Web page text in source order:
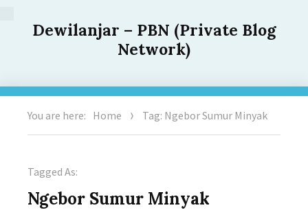
Dewilanjar – PBN (Private Blog
Network)
You are here: Home Tag: Ngebor Sumur Minyak
Tagged As:
Ngebor Sumur Minyak